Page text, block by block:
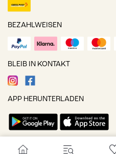
BEZAHLWEISEN
BLEIB IN KONTAKT
APP HERUNTERLADEN